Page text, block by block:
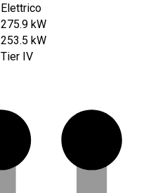
Elettrico
275.9 kW
253.5 kW
Tier IV